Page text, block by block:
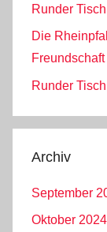
r
t
e
Runder
Die
Runder
Archiv
September
Oktober 2024